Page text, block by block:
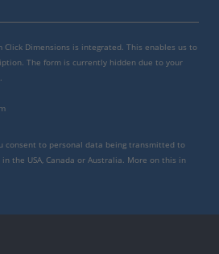
Dimensions is integrated. This enables us to
The form is currently hidden due to your
consent to personal data being transmitted to
the USA, Canada or Australia. More on this in